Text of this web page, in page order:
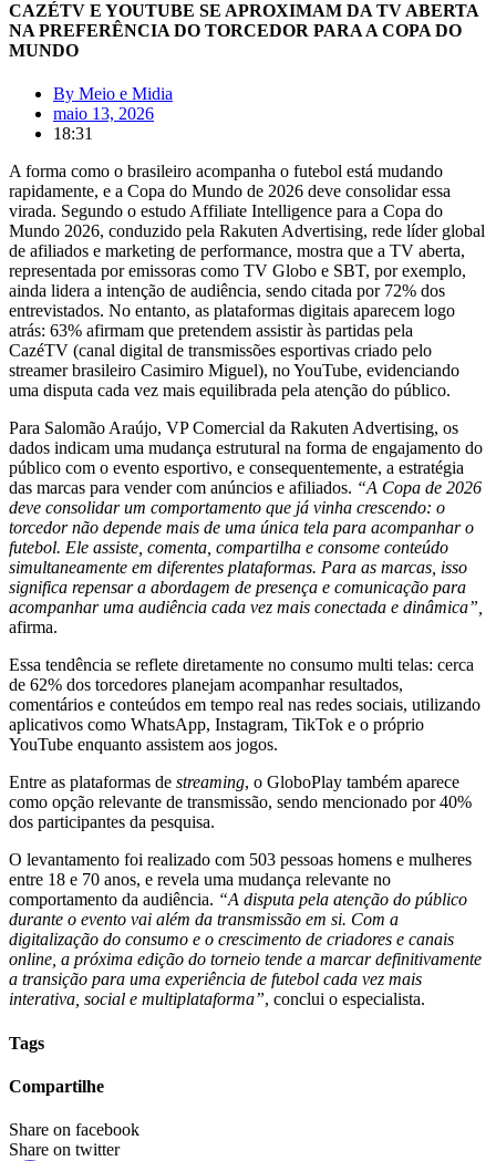
CAZÉTV E YOUTUBE SE APROXIMAM DA TV ABERTA
NA PREFERÊNCIA DO TORCEDOR PARA A COPA DO
MUNDO
By Meio e Midia
maio 13, 2026
18:31
A forma como o brasileiro acompanha o futebol está mudando
rapidamente, e a Copa do Mundo de 2026 deve consolidar essa
virada. Segundo o estudo Affiliate Intelligence para a Copa do
Mundo 2026, conduzido pela Rakuten Advertising, rede líder global
de afiliados e marketing de performance, mostra que a TV aberta,
representada por emissoras como TV Globo e SBT, por exemplo,
ainda lidera a intenção de audiência, sendo citada por 72% dos
entrevistados. No entanto, as plataformas digitais aparecem logo
atrás: 63% afirmam que pretendem assistir às partidas pela
CazéTV (canal digital de transmissões esportivas criado pelo
streamer brasileiro Casimiro Miguel), no YouTube, evidenciando
uma disputa cada vez mais equilibrada pela atenção do público.
Para Salomão Araújo, VP Comercial da Rakuten Advertising, os
dados indicam uma mudança estrutural na forma de engajamento do
público com o evento esportivo, e consequentemente, a estratégia
das marcas para vender com anúncios e afiliados. “A Copa de 2026
deve consolidar um comportamento que já vinha crescendo: o
torcedor não depende mais de uma única tela para acompanhar o
futebol. Ele assiste, comenta, compartilha e consome conteúdo
simultaneamente em diferentes plataformas. Para as marcas, isso
significa repensar a abordagem de presença e comunicação para
acompanhar uma audiência cada vez mais conectada e dinâmica”,
afirma.
Essa tendência se reflete diretamente no consumo multi telas: cerca
de 62% dos torcedores planejam acompanhar resultados,
comentários e conteúdos em tempo real nas redes sociais, utilizando
aplicativos como WhatsApp, Instagram, TikTok e o próprio
YouTube enquanto assistem aos jogos.
Entre as plataformas de streaming, o GloboPlay também aparece
como opção relevante de transmissão, sendo mencionado por 40%
dos participantes da pesquisa.
O levantamento foi realizado com 503 pessoas homens e mulheres
entre 18 e 70 anos, e revela uma mudança relevante no
comportamento da audiência. “A disputa pela atenção do público
durante o evento vai além da transmissão em si. Com a
digitalização do consumo e o crescimento de criadores e canais
online, a próxima edição do torneio tende a marcar definitivamente
a transição para uma experiência de futebol cada vez mais
interativa, social e multiplataforma”, conclui o especialista.
Tags
Compartilhe
Share on facebook
Share on twitter